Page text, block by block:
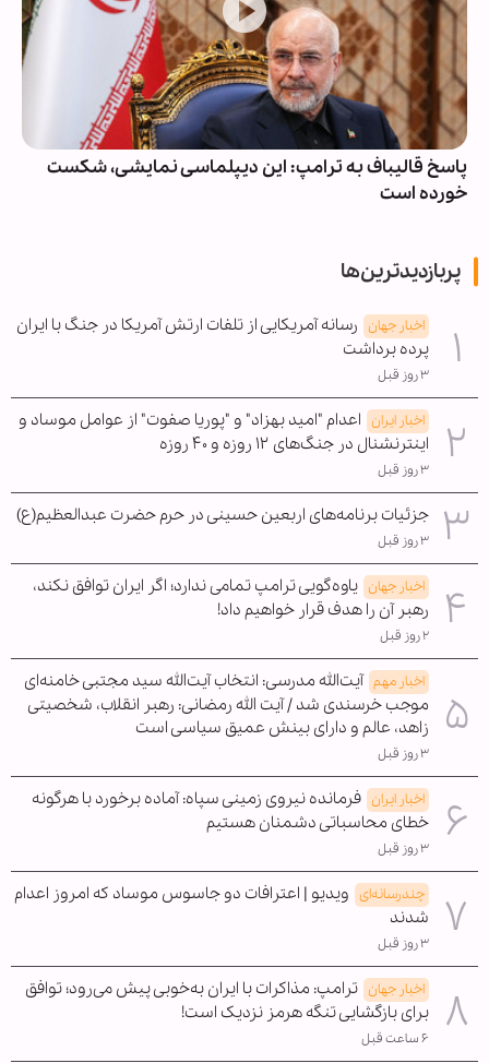
پاسخ قالیباف به ترامپ: این دیپلماسی نمایشی، شکست
خورده است
پربازدیدترین‌ها
اخبار جهان رسانه آمریکایی از تلفات ارتش آمریکا در جنگ با ایران
پرده برداشت
۳ روز قبل
اخبار ایران اعدام "امید بهزاد" و "پوریا صفوت" از عوامل موساد و
اینترنشنال در جنگ‌های ۱۲ روزه و ۴۰ روزه
۳ روز قبل
جزئیات برنامه‌های اربعین حسینی در حرم حضرت عبدالعظیم(ع)
۳ روز قبل
اخبار جهان یاوه‌گویی ترامپ تمامی ندارد؛ اگر ایران توافق نکند،
رهبر آن را هدف قرار خواهیم داد!
۲ روز قبل
اخبار مهم آیت‌الله مدرسی: انتخاب آیت‌الله سید مجتبی خامنه‌ای
موجب خرسندی شد / آیت الله رمضانی: رهبر انقلاب، شخصیتی
زاهد، عالم و دارای بینش عمیق سیاسی است
۳ روز قبل
اخبار ایران فرمانده نیروی زمینی سپاه: آماده برخورد با هرگونه
خطای محاسباتی دشمنان هستیم
۳ روز قبل
چندرسانه‌ای ویدیو | اعترافات دو جاسوس موساد که امروز اعدام
شدند
۳ روز قبل
اخبار جهان ترامپ: مذاکرات با ایران به‌خوبی پیش می‌رود؛ توافق
برای بازگشایی تنگه هرمز نزدیک است!
۶ ساعت قبل